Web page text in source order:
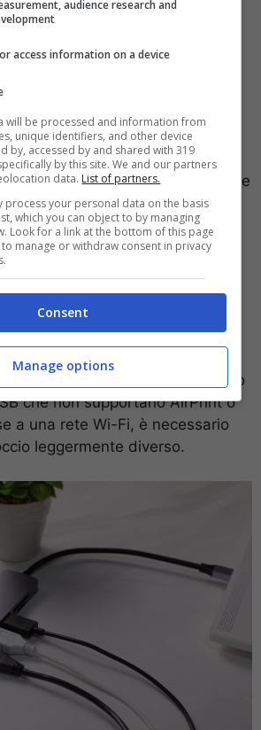
iPhone a una
a una stampante USB può
complicata a prima vista, ma
specifici, si può facilmente
tecnologica. La chiave per
risiede nell’utilizzo di
e nella comprensione di come i
la stampa. Apple ha
chiamata AirPrint che
il processo di stampa da
iPhone e iPad, permettendo
direttamente con le stampanti
una rete Wi-Fi. Tuttavia, nel caso
che non supportano AirPrint o
a una rete Wi-Fi, è necessario
leggermente diverso.
audience research and
access information on a device
will be processed and information from
unique identifiers, and other device
by, accessed by and shared with 319
by this site. We and our partners
data. List of partners.
process your personal data on the basis
which you can object to by managing
Look for a link at the bottom of this page
manage or withdraw consent in privacy
Consent
Manage options